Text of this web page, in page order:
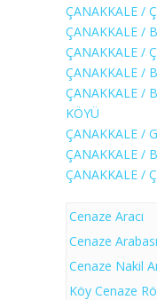
ÇANAKKALE /
ÇANAKKALE /
ÇANAKKALE /
ÇANAKKALE /
ÇANAKKALE /
KÖYÜ
ÇANAKKALE /
ÇANAKKALE /
ÇANAKKALE /
Cenaze Aracı
Cenaze Arabası
Cenaze Nakil
Köy Cenaze